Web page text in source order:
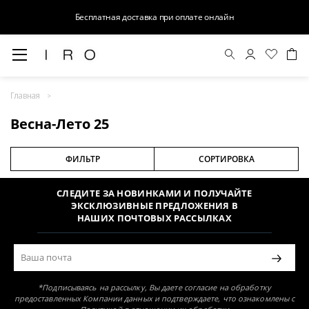
Бесплатная доставка при оплате онлайн
Главная
Весна-Лето 25
ФИЛЬТР СОРТИРОВКА
Раздел не найден
СЛЕДИТЕ ЗА НОВИНКАМИ И ПОЛУЧАЙТЕ
ЭКСКЛЮЗИВНЫЕ ПРЕДЛОЖЕНИЯ В
НАШИХ ПОЧТОВЫХ РАССЫЛКАХ
*Подписываясь на рассылку, Вы даете согласие на обработку
предоставленных Компании данных и подтверждаете, что ознакомлены с